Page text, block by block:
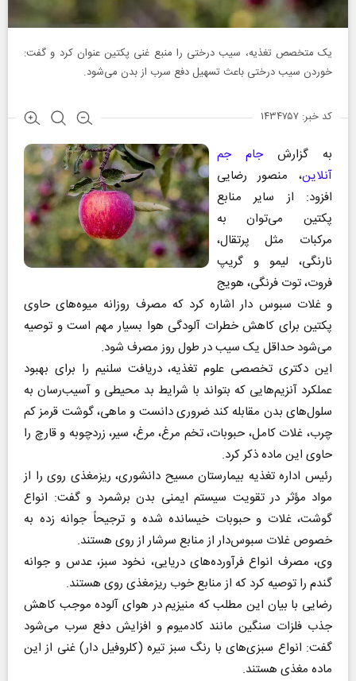
یک متخصص تغذیه، سیب درختی را منبع غنی پکتین عنوان کرد و گفت:
خوردن سیب درختی باعث تسهیل دفع سرب از بدن می‌شود.
کد خبر: ۱۴۳۴۷۵۷
به گزارشجام جم
آنلاین، منصور رضایی
افزود: از سایر منابع
پکتین می‌توان به
مرکبات مثل پرتقال،
نارنگی، لیمو و گریپ
فروت، توت فرنگی، هویج
و غلات سبوس دار اشاره کرد که مصرف روزانه میوه‌های حاوی
پکتین برای کاهش خطرات آلودگی هوا بسیار مهم است و توصیه
می‌شود حداقل یک سیب در طول روز مصرف شود.
این دکتری تخصصی علوم تغذیه، دریافت سلنیم را برای بهبود
عملکرد آنزیم‌هایی که بتواند با شرایط بد محیطی و آسیب‌رسان به
سلول‌های بدن مقابله کند ضروری دانست و ماهی، گوشت قرمز کم
چرب، غلات کامل، حبوبات، تخم مرغ، مرغ، سیر، زردچوبه و قارچ را
حاوی این ماده ذکر کرد.
رئیس اداره تغذیه بیمارستان مسیح دانشوری، ریزمغذی روی را از
مواد مؤثر در تقویت سیستم ایمنی بدن برشمرد و گفت: انواع
گوشت، غلات و حبوبات خیسانده شده و ترجیحاً جوانه زده به
خصوص غلات سبوس‌دار از منابع سرشار از روی هستند.
وی، مصرف انواع فرآورده‌های دریایی، نخود سبز، عدس و جوانه
گندم را توصیه کرد که از منابع خوب ریزمغذی روی هستند.
رضایی با بیان این مطلب که منیزیم در هوای آلوده موجب کاهش
جذب فلزات سنگین مانند کادمیوم و افزایش دفع سرب می‌شود
گفت: انواع سبزی‌های با رنگ سبز تیره (کلروفیل دار) غنی از این
ماده مغذی هستند.